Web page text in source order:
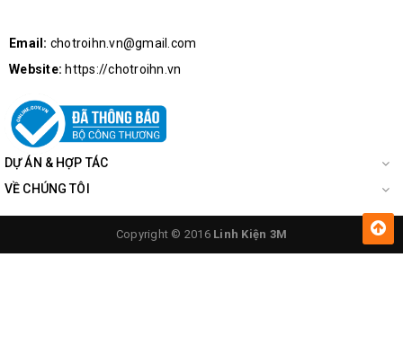
Email: chotroihn.vn@gmail.com
Website: https://chotroihn.vn
DỰ ÁN & HỢP TÁC
VỀ CHÚNG TÔI
Copyright © 2016 Linh Kiện 3M